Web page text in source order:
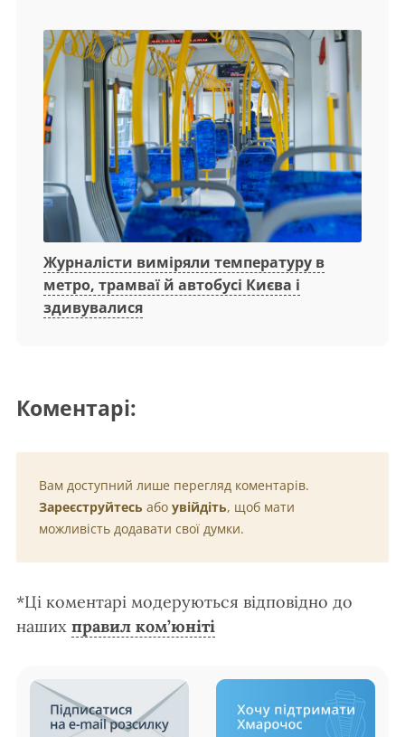
Журналісти виміряли температуру в
метро, трамваї й автобусі Києва і
здивувалися
Коментарі:
Вам доступний лише перегляд коментарів.
Зареєструйтесь або увійдіть, щоб мати
можливість додавати свої думки.
*Ці коментарі модеруються відповідно до
наших правил ком’юніті